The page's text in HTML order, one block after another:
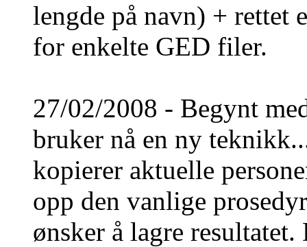
lengde på navn) + rettet
for enkelte GED filer.
27/02/2008 - Begynt
bruker nå en ny
kopierer aktuelle
opp den vanlige
ønsker å lagre